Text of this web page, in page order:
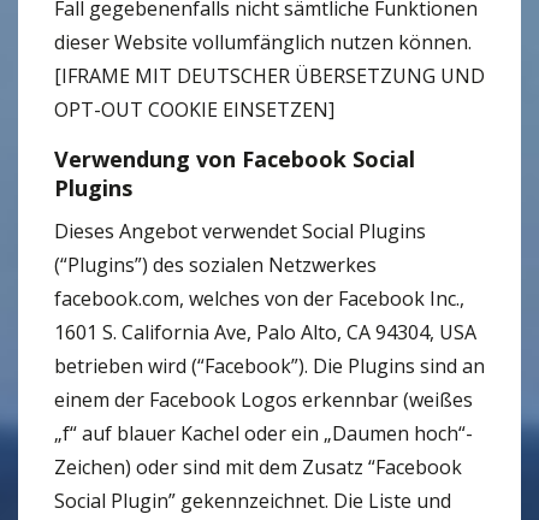
Fall gegebenenfalls nicht sämtliche Funktionen
dieser Website vollumfänglich nutzen können.
[IFRAME MIT DEUTSCHER ÜBERSETZUNG UND
OPT-OUT COOKIE EINSETZEN]
Verwendung von Facebook Social
Plugins
Dieses Angebot verwendet Social Plugins
(“Plugins”) des sozialen Netzwerkes
facebook.com, welches von der Facebook Inc.,
1601 S. California Ave, Palo Alto, CA 94304, USA
betrieben wird (“Facebook”). Die Plugins sind an
einem der Facebook Logos erkennbar (weißes
„f“ auf blauer Kachel oder ein „Daumen hoch“-
Zeichen) oder sind mit dem Zusatz “Facebook
Social Plugin” gekennzeichnet. Die Liste und